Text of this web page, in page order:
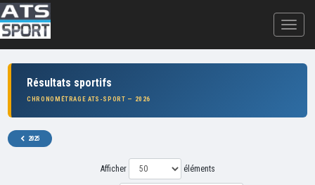
Résultats sportifs
CHRONOMÉTRAGE ATS-SPORT — 2026
2025
Afficher éléments